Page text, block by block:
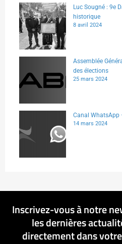
Luc Sougné : 9e
historique
8 avril 2024
Assemblée
des élections
25 mars 2024
Canal WhatsApp
14 mars 2024
Inscrivez-vous à notre
les dernières
directement dans